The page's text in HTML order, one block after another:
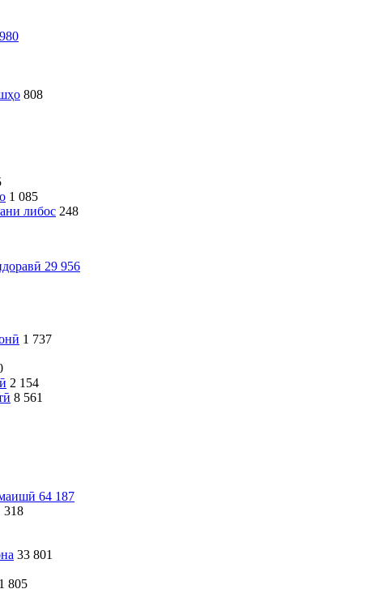
808
1 085
либос 248
29 956
1 737
2 154
8 561
64 187
318
33 801
1 805